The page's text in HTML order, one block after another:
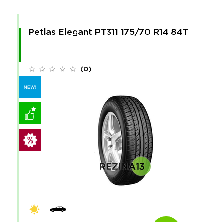
Petlas Elegant PT311 175/70 R14 84T
(0)